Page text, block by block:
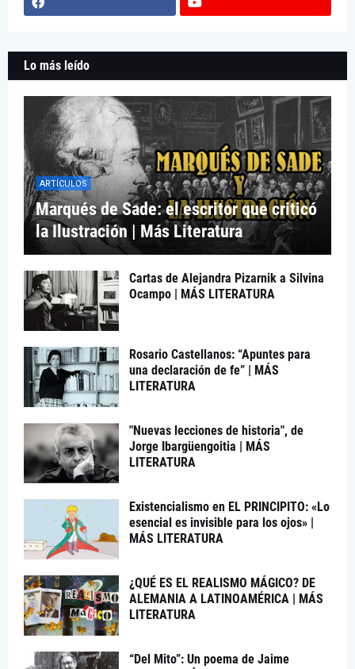
Lo más leído
ARTÍCULOS
Marqués de Sade: el escritor que criticó
la Ilustración | Más Literatura
Cartas de Alejandra Pizarnik a Silvina
Ocampo | MÁS LITERATURA
Rosario Castellanos: “Apuntes para
una declaración de fe” | MÁS
LITERATURA
"Nuevas lecciones de historia", de
Jorge Ibargüengoitia | MÁS
LITERATURA
Existencialismo en EL PRINCIPITO: «Lo
esencial es invisible para los ojos» |
MÁS LITERATURA
¿QUÉ ES EL REALISMO MÁGICO? DE
ALEMANIA A LATINOAMÉRICA | MÁS
LITERATURA
“Del Mito”: Un poema de Jaime